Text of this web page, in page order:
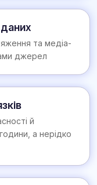
та медіа-
джерел
й
а нерідко